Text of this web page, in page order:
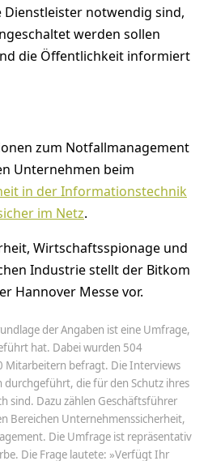
Dienstleister notwendig sind,
werden sollen
die Öffentlichkeit informiert
zum Notfallmanagement
Unternehmen beim
in der Informationstechnik
im Netz.
Wirtschaftsspionage und
Industrie stellt der Bitkom
Hannover Messe vor.
der Angaben ist eine Umfrage,
hat. Dabei wurden 504
Mitarbeitern befragt. Die Interviews
die für den Schutz ihres
sind. Dazu zählen Geschäftsführer
Bereichen Unternehmenssicherheit,
Die Umfrage ist repräsentativ
Die Frage lautete: »Verfügt Ihr